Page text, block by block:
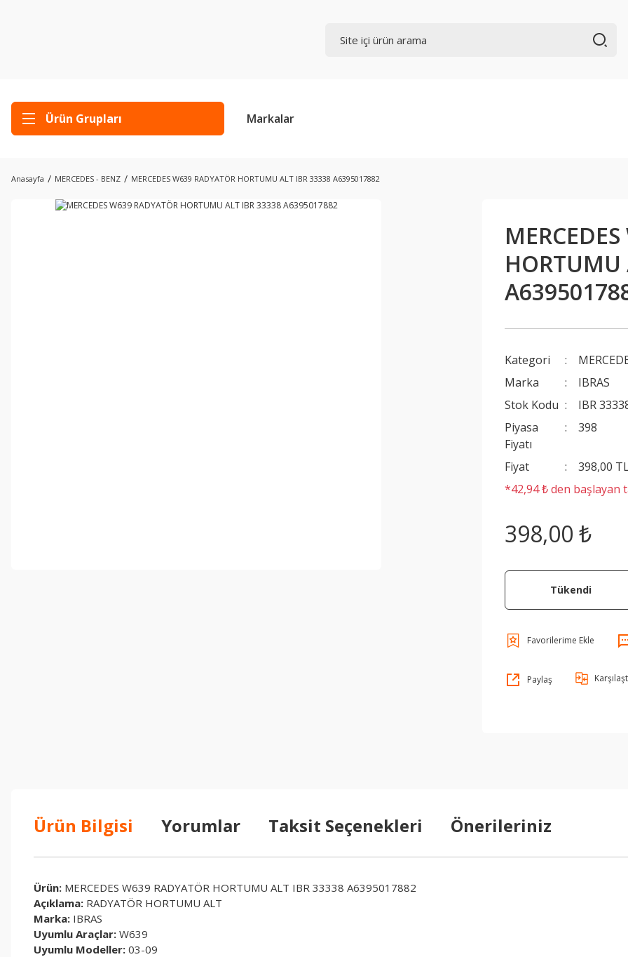
Ürün Grupları Markalar
Anasayfa MERCEDES - BENZ MERCEDES W639 RADYATÖR HORTUMU ALT IBR 33338 A6395017882
HORTUMU
Kategori
Marka
IBRAS
Stok Kodu
IBR
Piyasa
Fiyatı
398
Fiyat
398,00
*42,94 ₺ den başlayan
398,00 ₺
Tükendi
Paylaş
Ürün Bilgisi Yorumlar Taksit Seçenekleri Önerileriniz
Ürün: MERCEDES W639 RADYATÖR HORTUMU ALT IBR 33338 A6395017882
Açıklama: RADYATÖR HORTUMU ALT
Marka: IBRAS
Uyumlu Araçlar: W639
Uyumlu Modeller: 03-09